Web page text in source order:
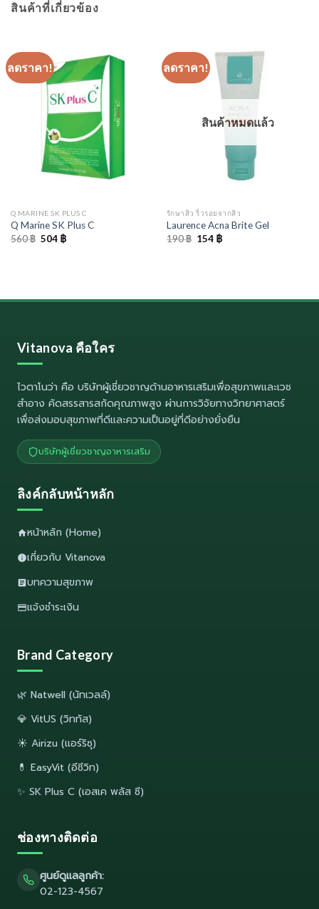
สินค้าที่เกี่ยวข้อง
ลดราคา!
Q MARINE SK PLUS C
Q Marine SK Plus C
560฿ Original
504 ฿Current
ลดราคา!
สินค้าหมดแล้ว
รักษาสิว ริ้วรอยจากสิว
Laurence Acna Brite Gel
190฿ Original
154 ฿Current
Vitanova คือใคร
ไวตาโนว่า คือ บริษัทผู้เชี่ยวชาญด้านอาหารเสริมเพื่อสุขภาพและเวช
สำอาง คัดสรรสารสกัดคุณภาพสูง ผ่านการวิจัยทางวิทยาศาสตร์
เพื่อส่งมอบสุขภาพที่ดีและความเป็นอยู่ที่ดีอย่างยั่งยืน
บริษัทผู้เชี่ยวชาญอาหารเสริม
ลิงค์กลับหน้าหลัก
หน้าหลัก (Home)
เกี่ยวกับ Vitanova
บทความสุขภาพ
แจ้งชำระเงิน
Brand Category
🌿 Natwell (นัทเวลล์)
💎 VitUS (วิททัส)
☀️ Airizu (แอร์ริซุ)
💊 EasyVit (อีซีวิท)
✨ SK Plus C (เอสเค พลัส ซี)
ช่องทางติดต่อ
ศูนย์ดูแลลูกค้า:
02-123-4567